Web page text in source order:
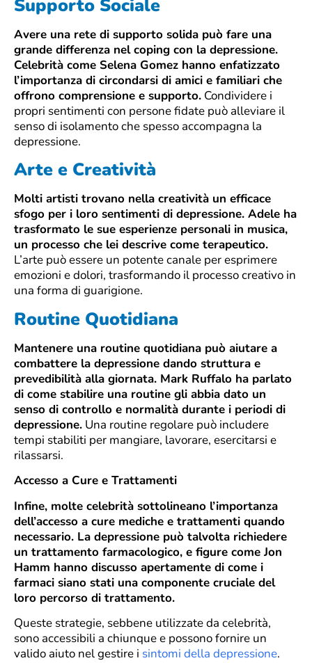
Supporto Sociale
Avere una rete di supporto solida può fare una
grande differenza nel coping con la depressione.
Celebrità come Selena Gomez hanno enfatizzato
l’importanza di circondarsi di amici e familiari che
offrono comprensione e supporto. Condividere i
propri sentimenti con persone fidate può alleviare il
senso di isolamento che spesso accompagna la
depressione.
Arte e Creatività
Molti artisti trovano nella creatività un efficace
sfogo per i loro sentimenti di depressione. Adele ha
trasformato le sue esperienze personali in musica,
un processo che lei descrive come terapeutico.
L’arte può essere un potente canale per esprimere
emozioni e dolori, trasformando il processo creativo in
una forma di guarigione.
Routine Quotidiana
Mantenere una routine quotidiana può aiutare a
combattere la depressione dando struttura e
prevedibilità alla giornata. Mark Ruffalo ha parlato
di come stabilire una routine gli abbia dato un
senso di controllo e normalità durante i periodi di
depressione. Una routine regolare può includere
tempi stabiliti per mangiare, lavorare, esercitarsi e
rilassarsi.
Accesso a Cure e Trattamenti
Infine, molte celebrità sottolineano l’importanza
dell’accesso a cure mediche e trattamenti quando
necessario. La depressione può talvolta richiedere
un trattamento farmacologico, e figure come Jon
Hamm hanno discusso apertamente di come i
farmaci siano stati una componente cruciale del
loro percorso di trattamento.
Queste strategie, sebbene utilizzate da celebrità,
sono accessibili a chiunque e possono fornire un
valido aiuto nel gestire i sintomi della depressione.